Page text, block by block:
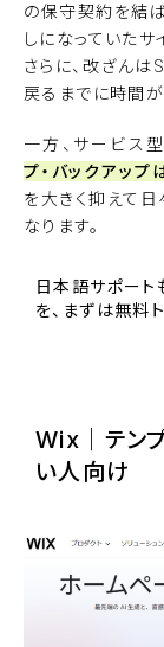
の保守契約を結
しになっていたサ
さらに、改ざん
戻るまでに時間
一方、サービス
プ・バックアッ
を大きく抑えて
なります。
日本語サポート
を、まずは無料
Wix｜テン
い人向け